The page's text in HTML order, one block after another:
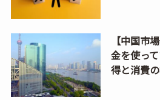
【中国市
金を使っ
得と消費